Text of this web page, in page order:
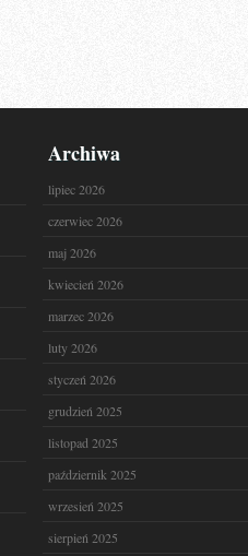
Archiwa
lipiec 2026
czerwiec 2026
maj 2026
kwiecień 2026
marzec 2026
luty 2026
styczeń 2026
grudzień 2025
listopad 2025
październik 2025
wrzesień 2025
sierpień 2025